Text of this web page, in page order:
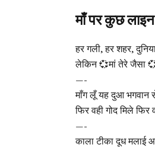
माँ पर कुछ
हर गली, हर शहर,
लेकिन 💞मां तेरे जैसा
—-
माँग लूँ यह दुआ भगवान
फिर वही गोद मिले
—-
काला टीका दूध